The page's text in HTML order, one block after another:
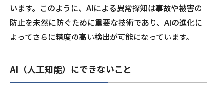
います。このように、AIによる異常探知は事故や被害の
防止を未然に防ぐために重要な技術であり、AIの進化に
よってさらに精度の高い検出が可能になっています。
AI（人工知能）にできないこと